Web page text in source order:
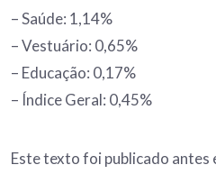
– Saúde: 1,14%
– Vestuário: 0,65%
– Educação: 0,17%
– Índice Geral: 0,45%
Este texto foi publicado antes